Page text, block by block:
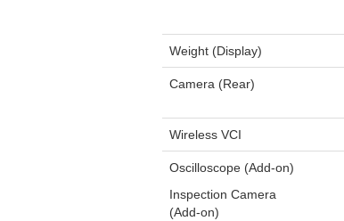
Weight (Display)
Camera (Rear)
Wireless VCI
Oscilloscope (Add-on)
Inspection Camera
(Add-on)